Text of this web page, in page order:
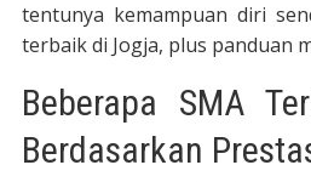
tentunya kemampuan diri
terbaik di Jogja, plus panduan
Beberapa SMA
Berdasarkan